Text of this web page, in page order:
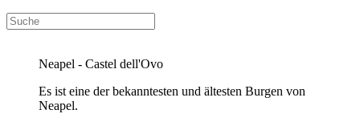
Neapel - Castel dell'Ovo
Es ist eine der bekanntesten und ältesten Burgen von
Neapel.